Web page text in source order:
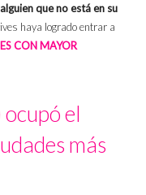
que no está en su
haya logrado entrar a
CON MAYOR
el
más